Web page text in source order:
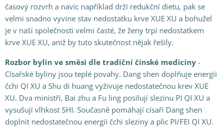
časový rozvrh a navíc například drží redukční dietu, pak se
velmi snadno vyvine stav nedostatku krve XUE XU a bohužel
je v naší společnosti velmi časté, že ženy trpí nedostatkem
krve XUE XU, aniž by tuto skutečnost nějak řešily.
Rozbor bylin ve směsi dle tradiční čínské medicíny -
Císařské byliny jsou teplé povahy. Dang shen doplňuje energii
čchi QI XU a Shu di huang vyživuje nedostatečnou krev XUE
XU. Dva ministři, Bai zhu a Fu ling posilují slezinu PI QI XU a
vysušují vlhkost SHI. Současně pomáhají císaři Dang shen
doplnit nedostatečnou energii čchi sleziny a plic PI/FEI QI XU.